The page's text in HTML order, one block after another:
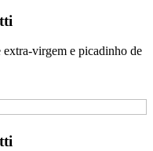
extra-virgem e picadinho de